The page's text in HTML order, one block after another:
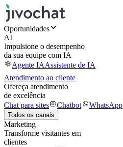
Oportunidades
AI
Impulsione o desempenho
da sua equipe com IA
Agente IAAssistente de IA
Atendimento ao cliente
Ofereça atendimento
de excelência
Chat para sites
Chatbot WhatsApp
Todos os canais
Marketing
Transforme visitantes em
clientes